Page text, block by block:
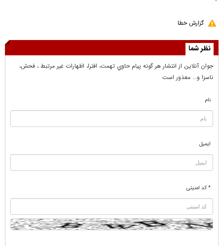
گزارش خطا
نظر شما
جوان آنلاين از انتشار هر گونه پيام حاوي تهمت، افترا، اظهارات غير مرتبط ، فحش،
ناسزا و... معذور است
نام
ایمیل
* کد امنیتی